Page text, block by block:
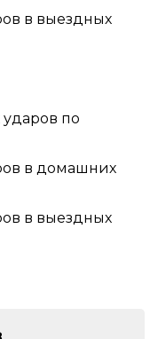
в выездных
по
в домашних
в выездных